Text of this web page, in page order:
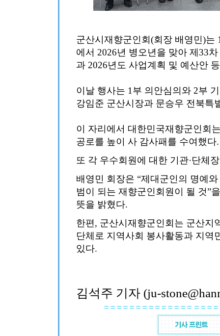
군산시재향군인회(회장 배영민)는
에서 2026년 병오년을 맞아 제33
과 2026년도 사업계획 및 예산안
이날 행사는 1부 의안심의와 2부
강임준 군산시장과 문승우 전북특
이 자리에서 대한민국재향군인회
공로를 높이 사 감사패를 수여했다.
또 각 우수회원에 대한 기관·단체
배영민 회장은 “제대군인의 명예
범이 되는 재향군인회원이 될 것”
뜻을 밝혔다.
한편, 군산시재향군인회는 군산지
단체로 지역사회 봉사활동과 지역
있다.​
김석주 기자 (ju-